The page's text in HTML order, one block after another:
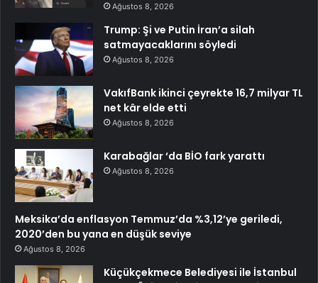
Ağustos 8, 2026
Trump: Şi ve Putin İran’a silah
satmayacaklarını söyledi
Ağustos 8, 2026
VakıfBank ikinci çeyrekte 16,7 milyar TL
net kâr elde etti
Ağustos 8, 2026
Karabağlar ‘da BİO fark yarattı
Ağustos 8, 2026
Meksika’da enflasyon Temmuz’da %3,12’ye geriledi,
2020’den bu yana en düşük seviye
Ağustos 8, 2026
Küçükçekmece Belediyesi ile İstanbul